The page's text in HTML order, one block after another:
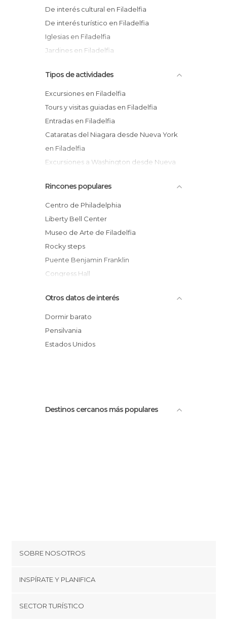
De interés cultural en Filadelfia
De interés turístico en Filadelfia
Iglesias en Filadelfia
Jardines en Filadelfia
Museos en Filadelfia
Palacios en Filadelfia
Plazas en Filadelfia
Tipos de actividades
Excursiones en Filadelfia
Tours y visitas guiadas en Filadelfia
Entradas en Filadelfia
Cataratas del Niagara desde Nueva York
en Filadelfia
Excursiones a Washington desde Nueva
Espectáculos en Filadelfia
Rincones populares
Centro de Philadelphia
Liberty Bell Center
Museo de Arte de Filadelfia
Rocky steps
Puente Benjamin Franklin
Congress Hall
Market Street
National Constitution Center
Reading Terminal Market
Estación de la calle 30
Otros datos de interés
Dormir barato
Pensilvania
Estados Unidos
Destinos cercanos más populares
SOBRE NOSOTROS
Cookies
Términos y condiciones
INSPÍRATE Y PLANIFICA
SECTOR TURÍSTICO